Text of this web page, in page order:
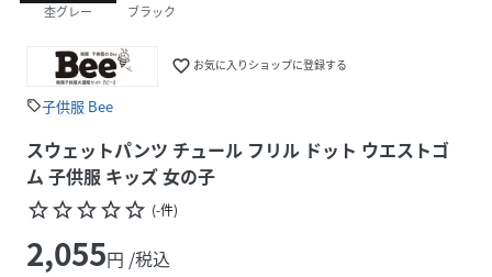
杢グレー ブラック
favorite_border お気に入りショップに登録する
sell子供服 Bee
スウェットパンツ チュール フリル ドット ウエストゴ
ム 子供服 キッズ 女の子
star_borderstar_borderstar_borderstar_borderstar_border (-件)
2,055円 /税込